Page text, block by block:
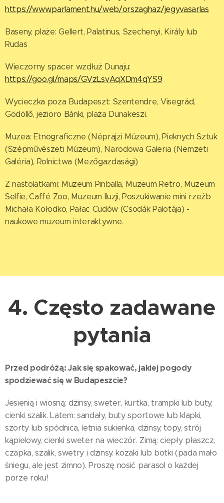
https://www.parlament.hu/web/orszaghaz/jegyvasarlas
Baseny, plaże: Gellert, Palatinus, Szechenyi, Király lub
Rudas
Wieczorny spacer wzdłuż Dunaju:
https://goo.gl/maps/GVzLsvAqXDm4qYS9
Wycieczka poza Budapeszt: Szentendre, Visegrád,
Gödöllő, jezioro Bánki, plaża Dunakeszi.
Muzea: Etnograficzne (Néprajzi Múzeum), Pieknych Sztuk
(Szépművészeti Múzeum), Narodowa Galeria (Nemzeti
Galéria), Rolnictwa (Mezőgazdasági)
Z nastolatkami: Muzeum Pinballa, Muzeum Retro, Muzeum
Selfie, Caffé Zoo, Muzeum Iluzji, Poszukiwanie mini rzeźb
Michała Kołodko, Pałac Cudów (Csodák Palotája) -
naukowe muzeum interaktywne.
4. Często zadawane
pytania
Przed podróżą: Jak się spakować, jakiej pogody
spodziewać się w Budapeszcie?
Jesienią i wiosną: dżinsy, sweter, kurtka, trampki lub buty,
cienki szalik. Latem: sandały, buty sportowe lub klapki,
szorty lub spódnica, letnia sukienka, dżinsy, topy, strój
kąpielowy, cienki sweter na wieczór. Zimą: ciepły płaszcz,
czapka, szalik, swetry i dżinsy. kozaki lub botki (pada mało
śniegu, ale jest zimno). Proszę nosić parasol o każdej
porze roku!